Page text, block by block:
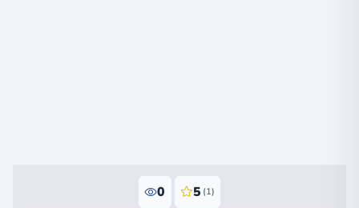
0 5 (1)